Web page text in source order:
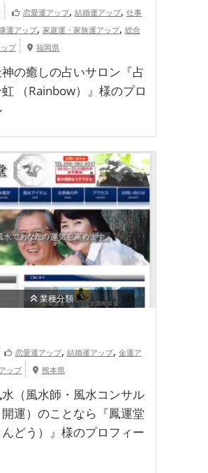
恋愛運アップ, 結婚運アップ, 仕事
運アップ, 家庭運・家族運アップ, 総合
プ
福岡県
の癒しの占いサロン『占
（Rainbow）』様のプロ
業種分類
恋愛運アップ, 結婚運アップ, 金運ア
ップ 熊本県
（風水師・風水コンサル
運）のことなら『鳳運堂
んどう）』様のプロフィー